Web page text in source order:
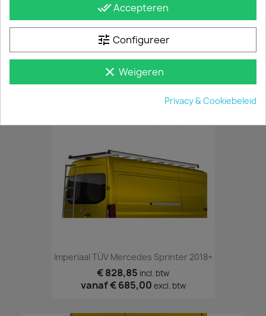
Matte Backbar Mercedes Vito 2014+
€ 266,20incl. btw
€ 220,00
Imperiaal TÜV Mercedes Sprinter 2018+
€ 828,85 incl. btw
vanaf€ 685,00 excl. btw
done_allAccepteren
tune Configureer
clear Weigeren
Privacy & Cookiebeleid